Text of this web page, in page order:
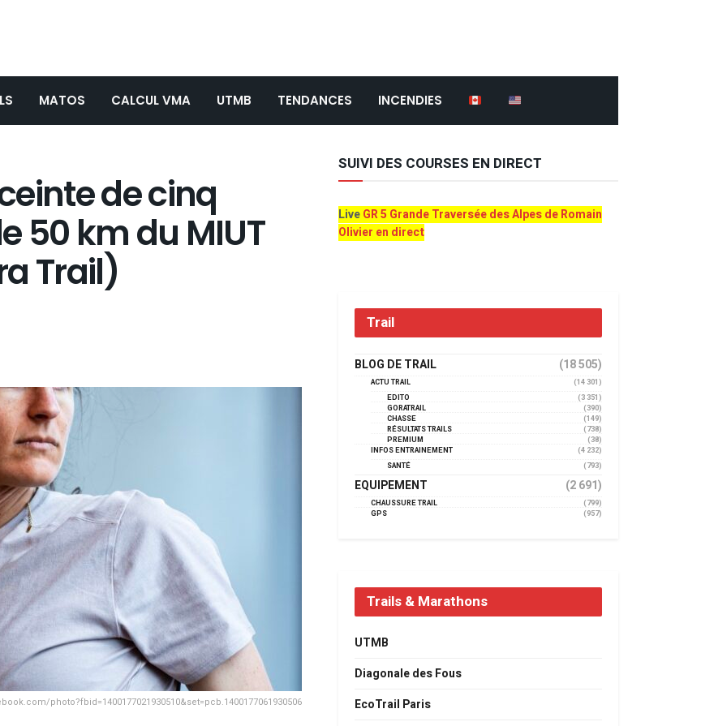
MATOS CALCUL VMA UTMB TENDANCES INCENDIES
de cinq
50 km du MIUT
Trail)
photo?fbid=1400177021930510&set=pcb.1400177061930506
SUIVI DES COURSES EN DIRECT
LiveGR 5 Grande Traversée des Alpes de Romain
Olivier en direct
Trail
BLOG DE TRAIL (18 505)
ACTU TRAIL
(14 301)
EDITO
(3 351)
GORATRAIL
(390)
CHASSE
(149)
RÉSULTATS TRAILS
(738)
PREMIUM
(38)
INFOS ENTRAINEMENT
(4 232)
SANTÉ
(793)
EQUIPEMENT (2 691)
CHAUSSURE TRAIL
(799)
GPS
(957)
Trails & Marathons
UTMB
Diagonale des Fous
EcoTrail Paris